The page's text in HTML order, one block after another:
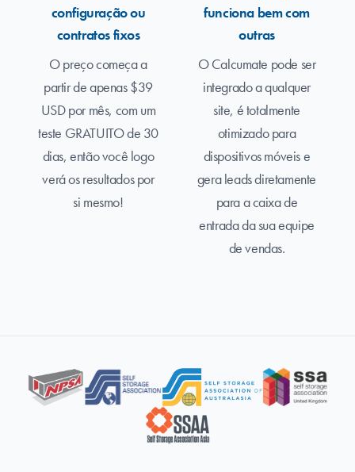
configuração ou
contratos fixos
O preço começa a
partir de apenas $39
USD por mês, com um
teste GRATUITO de 30
dias, então você logo
verá os resultados por
si mesmo!
funciona bem com
outras
O Calcumate pode ser
integrado a qualquer
site, é totalmente
otimizado para
dispositivos móveis e
gera leads diretamente
para a caixa de
entrada da sua equipe
de vendas.